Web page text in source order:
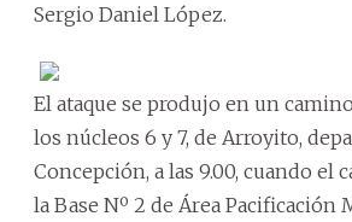
Sergio Daniel López.
El ataque se produjo en un
los núcleos 6 y 7, de Arroyito,
Concepción, a las 9.00, cuando el
la Base Nº 2 de Área Pacificación